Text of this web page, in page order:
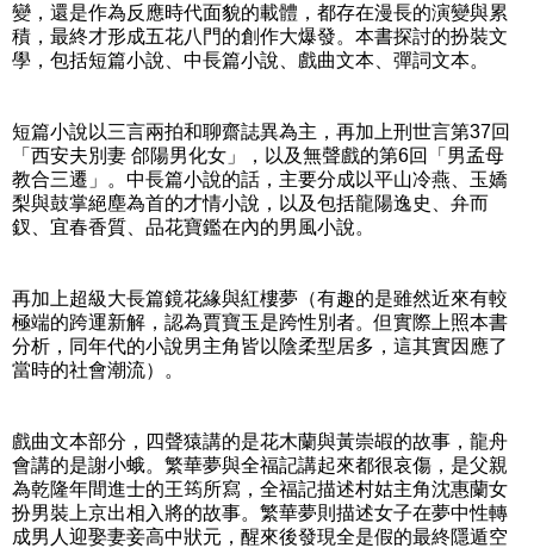
變，還是作為反應時代面貌的載體，都存在漫長的演變與累
積，最終才形成五花八門的創作大爆發。本書探討的扮裝文
學，包括短篇小說、中長篇小說、戲曲文本、彈詞文本。
短篇小說以三言兩拍和聊齋誌異為主，再加上刑世言第37回
「西安夫別妻 郃陽男化女」，以及無聲戲的第6回「男孟母
教合三遷」。中長篇小說的話，主要分成以平山冷燕、玉嬌
梨與鼓掌絕塵為首的才情小說，以及包括龍陽逸史、弁而
釵、宜春香質、品花寶鑑在內的男風小說。
再加上超級大長篇鏡花緣與紅樓夢（有趣的是雖然近來有較
極端的跨運新解，認為賈寶玉是跨性別者。但實際上照本書
分析，同年代的小說男主角皆以陰柔型居多，這其實因應了
當時的社會潮流）。
戲曲文本部分，四聲猿講的是花木蘭與黃崇嘏的故事，龍舟
會講的是謝小蛾。繁華夢與全福記講起來都很哀傷，是父親
為乾隆年間進士的王筠所寫，全福記描述村姑主角沈惠蘭女
扮男裝上京出相入將的故事。繁華夢則描述女子在夢中性轉
成男人迎娶妻妾高中狀元，醒來後發現全是假的最終隱遁空